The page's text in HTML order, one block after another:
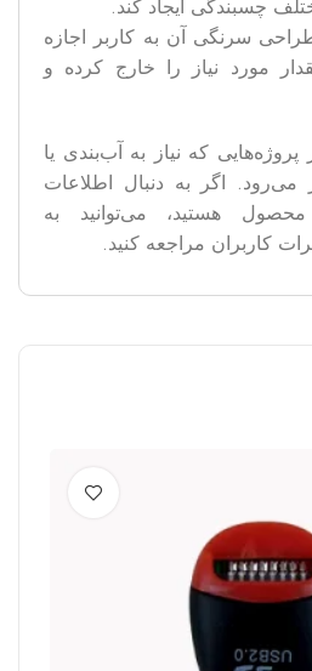
چسبندگی ایجاد کند.
سرنگی آن به کاربر اجازه
مورد نیاز را خارج کرده و
که نیاز به آب‌بندی یا
می‌رود. اگر به دنبال اطلاعات
هستید، می‌توانید به
کاربران مراجعه کنید.